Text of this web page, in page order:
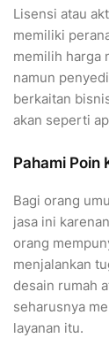
Lisensi atau
memiliki
memilih harga
namun
berkaitan
akan seperti
Pahami Poin
Bagi orang
jasa ini
orang
menjalankan
desain rumah
seharusnya
layanan itu.